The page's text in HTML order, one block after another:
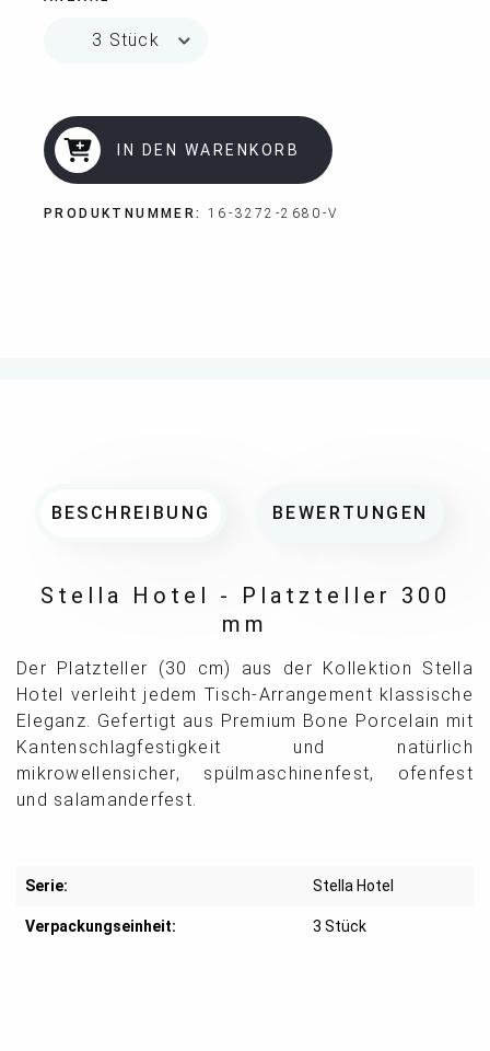
IN DEN WARENKORB
PRODUKTNUMMER: 16-3272-2680-V
BESCHREIBUNG BEWERTUNGEN
Stella Hotel - Platzteller 300
mm
Der Platzteller (30 cm) aus der Kollektion Stella
Hotel verleiht jedem Tisch-Arrangement klassische
Eleganz. Gefertigt aus Premium Bone Porcelain mit
Kantenschlagfestigkeit und natürlich
mikrowellensicher, spülmaschinenfest, ofenfest
und salamanderfest.
Serie: Stella Hotel
Verpackungseinheit: 3 Stück